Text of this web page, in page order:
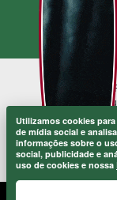
Utilizamos cookies
de mídia social e
informações sobre o
social, publicidade e
uso de cookies e nossa
orgulho e
mostre a
MF
Rua Jose de
Atendimento ao
Atendimento de